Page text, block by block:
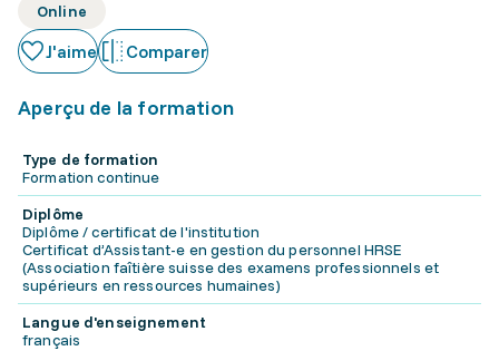
Online
J'aime Comparer
Aperçu de la formation
Type de formation
Formation continue
Diplôme
Diplôme / certificat de l'institution
Certificat d’Assistant-e en gestion du personnel HRSE
(Association faîtière suisse des examens professionnels et
supérieurs en ressources humaines)
Langue d'enseignement
français